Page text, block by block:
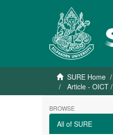
SURE Home
Article -
BROWSE
All of SURE